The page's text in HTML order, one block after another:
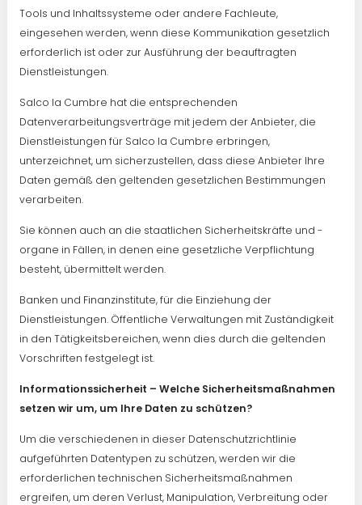
Tools und Inhaltssysteme oder andere Fachleute,
eingesehen werden, wenn diese Kommunikation gesetzlich
erforderlich ist oder zur Ausführung der beauftragten
Dienstleistungen.
Salco la Cumbre hat die entsprechenden
Datenverarbeitungsverträge mit jedem der Anbieter, die
Dienstleistungen für Salco la Cumbre erbringen,
unterzeichnet, um sicherzustellen, dass diese Anbieter Ihre
Daten gemäß den geltenden gesetzlichen Bestimmungen
verarbeiten.
Sie können auch an die staatlichen Sicherheitskräfte und -
organe in Fällen, in denen eine gesetzliche Verpflichtung
besteht, übermittelt werden.
Banken und Finanzinstitute, für die Einziehung der
Dienstleistungen. Öffentliche Verwaltungen mit Zuständigkeit
in den Tätigkeitsbereichen, wenn dies durch die geltenden
Vorschriften festgelegt ist.
Informationssicherheit – Welche Sicherheitsmaßnahmen
setzen wir um, um Ihre Daten zu schützen?
Um die verschiedenen in dieser Datenschutzrichtlinie
aufgeführten Datentypen zu schützen, werden wir die
erforderlichen technischen Sicherheitsmaßnahmen
ergreifen, um deren Verlust, Manipulation, Verbreitung oder